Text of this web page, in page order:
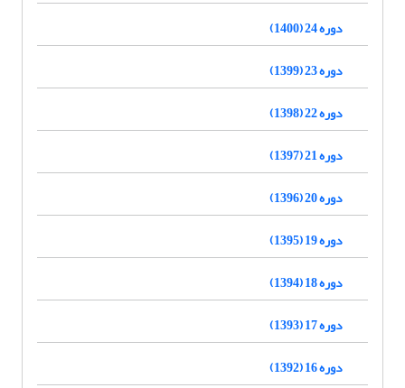
دوره 24 (1400)
دوره 23 (1399)
دوره 22 (1398)
دوره 21 (1397)
دوره 20 (1396)
دوره 19 (1395)
دوره 18 (1394)
دوره 17 (1393)
دوره 16 (1392)